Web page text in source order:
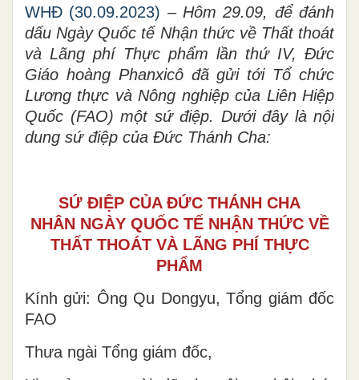
WHĐ (30.09.2023) – Hôm 29.09, đểđánh
dấu Ngày Quốc tế Nhận thức về Thất thoát
và Lãng phí Thực phẩm lần thứ IV, Đức
Giáo hoàng Phanxicô đã gửi tới Tổ chức
Lương thực và Nông nghiệp của Liên Hiệp
Quốc (FAO) một sứ điệp. Dưới đây là nội
dung sứ điệp của Đức Thánh Cha:
SỨ ĐIỆP CỦA ĐỨC THÁNH CHA
NHÂN NGÀY QUỐC TẾ NHẬN THỨC VỀ
THẤT THOÁT VÀ LÃNG PHÍ THỰC
PHẨM
Kính gửi: Ông Qu Dongyu,Tổng giám đốc
FAO
Thưa ngài Tổng giám đốc,